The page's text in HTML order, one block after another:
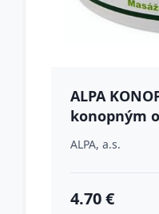
ALPA
konopným
ALPA, a.s.
4.70 €